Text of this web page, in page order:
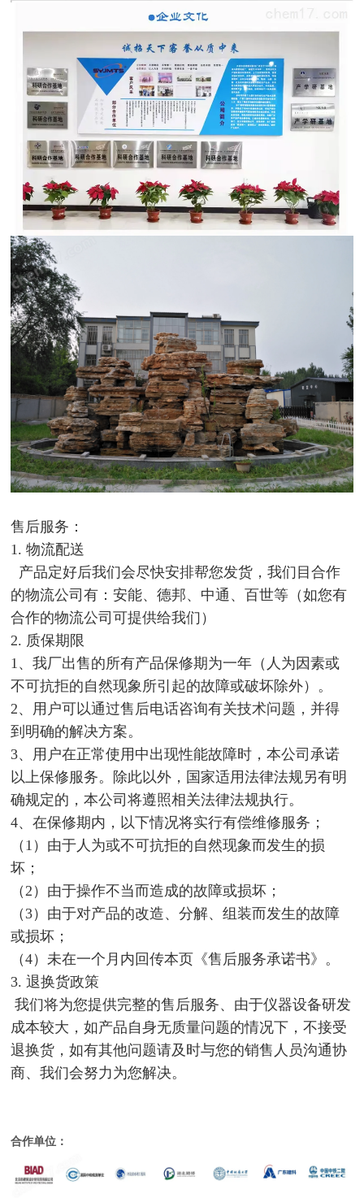
售后服务：
1. 物流配送
产品定好后我们会尽快安排帮您发货，我们目合作
的物流公司有：安能、德邦、中通、百世等（如您有
合作的物流公司可提供给我们）
2. 质保期限
1、我厂出售的所有产品保修期为一年（人为因素或
不可抗拒的自然现象所引起的故障或破坏除外）。
2、用户可以通过售后电话咨询有关技术问题，并得
到明确的解决方案。
3、用户在正常使用中出现性能故障时，本公司承诺
以上保修服务。除此以外，国家适用法律法规另有明
确规定的，本公司将遵照相关法律法规执行。
4、在保修期内，以下情况将实行有偿维修服务；
（1）由于人为或不可抗拒的自然现象而发生的损
坏；
（2）由于操作不当而造成的故障或损坏；
（3）由于对产品的改造、分解、组装而发生的故障
或损坏；
（4）未在一个月内回传本页《售后服务承诺书》。
3. 退换货政策
我们将为您提供完整的售后服务、由于仪器设备研发
成本较大，如产品自身无质量问题的情况下，不接受
退换货，如有其他问题请及时与您的销售人员沟通协
商、我们会努力为您解决。
合作单位：